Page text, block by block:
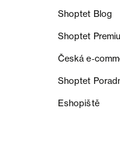
Shoptet Blog
Shoptet
Česká
Shoptet
Eshopiště